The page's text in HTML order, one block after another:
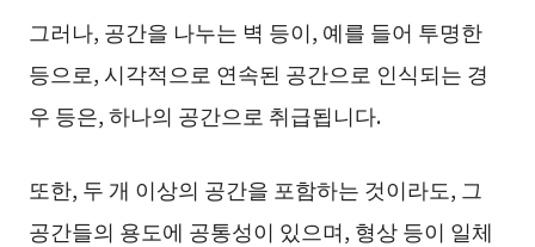
그러나, 공간을 나누는 벽 등이, 예를 들어 투명한
등으로, 시각적으로 연속된 공간으로 인식되는 경
우 등은, 하나의 공간으로 취급됩니다.
또한, 두 개 이상의 공간을 포함하는 것이라도, 그
공간들의 용도에 공통성이 있으며, 형상 등이 일체